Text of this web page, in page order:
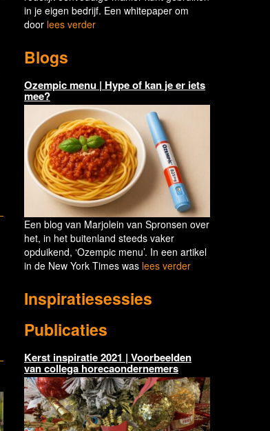
in je eigen bedrijf. Een whitepaper om
door lees verder
Blogs
Ozempic menu | Hype of kan je er iets
mee?
Een blog van Marjolein van Spronsen over
het, in het buitenland steeds vaker
opduikend, ‘Ozempic menu’. In een artikel
in de New York Times was lees verder
Inspiratiesessies
Publicaties
Kerst inspiratie 2021 | Voorbeelden
van collega horecaondernemers